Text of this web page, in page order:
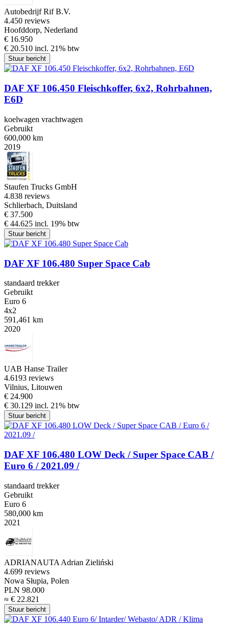
Autobedrijf Rif B.V.
4.450 reviews
Hoofddorp, Nederland
€ 16.950
€ 20.510 incl. 21% btw
Stuur bericht
DAF XF 106.450 Fleischkoffer, 6x2, Rohrbahnen,
E6D
koelwagen vrachtwagen
Gebruikt
600,000 km
2019
Staufen Trucks GmbH
4.838 reviews
Schlierbach, Duitsland
€ 37.500
€ 44.625 incl. 19% btw
Stuur bericht
DAF XF 106.480 Super Space Cab
standaard trekker
Gebruikt
Euro 6
4x2
591,461 km
2020
UAB Hanse Trailer
4.6193 reviews
Vilnius, Litouwen
€ 24.900
€ 30.129 incl. 21% btw
Stuur bericht
DAF XF 106.480 LOW Deck / Super Space CAB /
Euro 6 / 2021.09 /
standaard trekker
Gebruikt
Euro 6
580,000 km
2021
ADRIANAUTA Adrian Zieliński
4.699 reviews
Nowa Słupia, Polen
PLN 98.000
≈ € 22.821
Stuur bericht